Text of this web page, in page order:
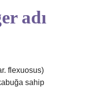
adı
flexuosus)
sahip